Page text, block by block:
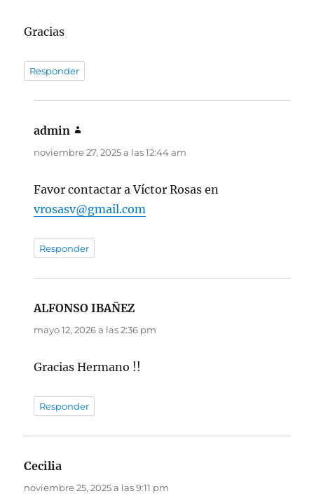
Gracias
Responder
admin
noviembre 27, 2025 a las 12:44 am
Favor contactar a Víctor Rosas en
vrosasv@gmail.com
Responder
ALFONSO IBAÑEZ
mayo 12, 2026 a las 2:36 pm
Gracias Hermano !!
Responder
Cecilia
noviembre 25, 2025 a las 9:11 pm